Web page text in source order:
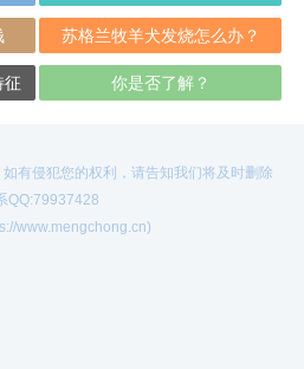
苏格兰牧羊犬发烧怎么办？
征 你是否了解？
有侵犯您的权利，请告知我们将及时删除
QQ:79937428
www.mengchong.cn)